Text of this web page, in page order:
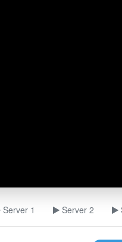
Server 1 Server 2